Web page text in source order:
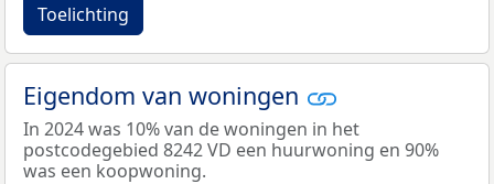
Toelichting
Eigendom van woningen
In 2024 was 10% van de woningen in het
postcodegebied 8242 VD een huurwoning en 90%
was een koopwoning.